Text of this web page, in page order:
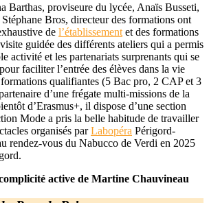
Barthas, proviseure du lycée, Anaïs Busseti,
Bros, directeur des formations ont
de l’établissement et des formations
guidée des différents ateliers qui a permis
activité et les partenariats surprenants qui se
faciliter l’entrée des élèves dans la vie
qualifiantes (5 Bac pro, 2 CAP et 3
d’une frégate multi-missions de la
d’Erasmus+, il dispose d’une section
Mode a pris la belle habitude de travailler
organisés parLabopéra Périgord-
rendez-vous du Nabucco de Verdi en 2025
active de Martine Chauvineau